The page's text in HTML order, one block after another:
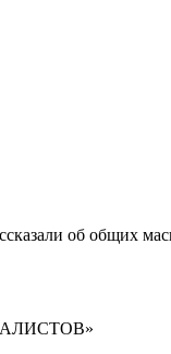
об общих